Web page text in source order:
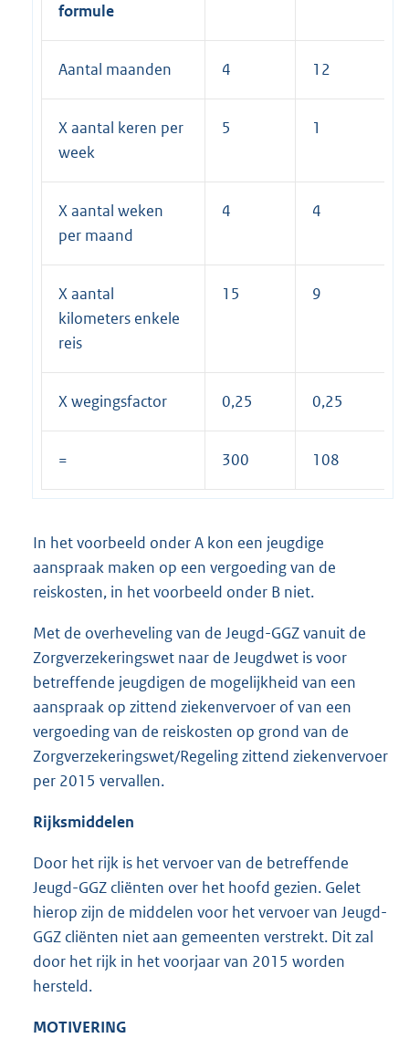
formule
Aantal maanden 4 12
X aantal keren per
week
5 1
X aantal weken
per maand
4 4
X aantal
kilometers enkele
reis
15 9
X wegingsfactor 0,25 0,25
= 300 108
In het voorbeeld onder A kon een jeugdige
aanspraak maken op een vergoeding van de
reiskosten, in het voorbeeld onder B niet.
Met de overheveling van de Jeugd-GGZ vanuit de
Zorgverzekeringswet naar de Jeugdwet is voor
betreffende jeugdigen de mogelijkheid van een
aanspraak op zittend ziekenvervoer of van een
vergoeding van de reiskosten op grond van de
Zorgverzekeringswet/Regeling zittend ziekenvervoer
per 2015 vervallen.
Rijksmiddelen
Door het rijk is het vervoer van de betreffende
Jeugd-GGZ cliënten over het hoofd gezien. Gelet
hierop zijn de middelen voor het vervoer van Jeugd-
GGZ cliënten niet aan gemeenten verstrekt. Dit zal
door het rijk in het voorjaar van 2015 worden
hersteld.
MOTIVERING